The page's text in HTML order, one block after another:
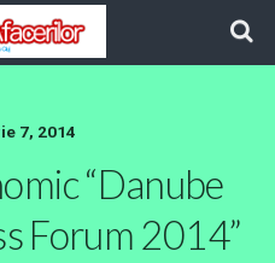
7, 2014
“Danube
Forum 2014”